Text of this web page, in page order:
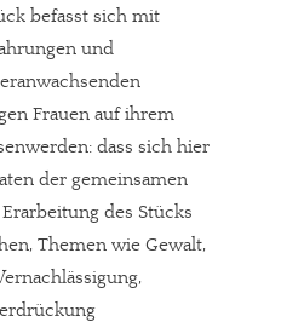
befasst sich mit
und
Frauen auf ihrem
dass sich hier
der gemeinsamen
des Stücks
Themen wie Gewalt,